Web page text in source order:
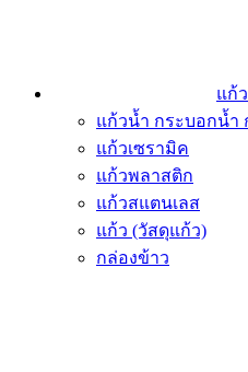
แก้
แก้วน้ำ กระบอกน้ำ
แก้วเซรามิค
แก้วพลาสติก
แก้วสแตนเลส
แก้ว (วัสดุแก้ว)
กล่องข้าว